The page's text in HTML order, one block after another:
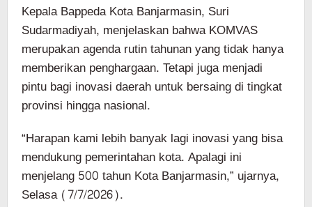
Kepala Bappeda Kota Banjarmasin, Suri
Sudarmadiyah, menjelaskan bahwa KOMVAS
merupakan agenda rutin tahunan yang tidak hanya
memberikan penghargaan. Tetapi juga menjadi
pintu bagi inovasi daerah untuk bersaing di tingkat
provinsi hingga nasional.
“Harapan kami lebih banyak lagi inovasi yang bisa
mendukung pemerintahan kota. Apalagi ini
menjelang 500 tahun Kota Banjarmasin,” ujarnya,
Selasa (7/7/2026).